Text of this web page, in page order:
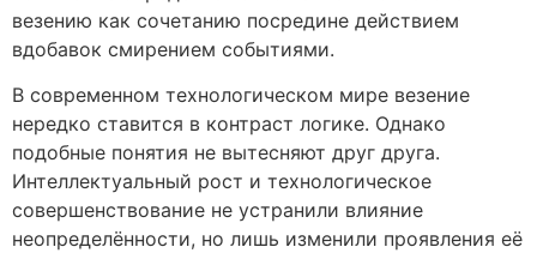
везению как сочетанию посредине действием
вдобавок смирением событиями.
В современном технологическом мире везение
нередко ставится в контраст логике. Однако
подобные понятия не вытесняют друг друга.
Интеллектуальный рост и технологическое
совершенствование не устранили влияние
неопределённости, но лишь изменили проявления её